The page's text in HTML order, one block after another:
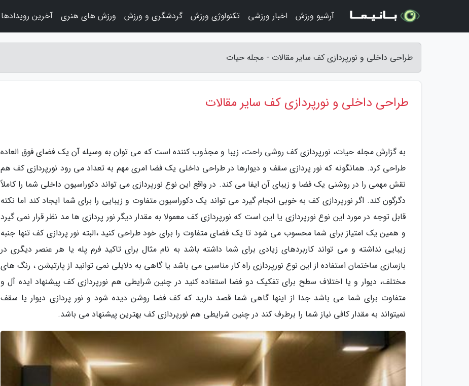
طراحی داخلی و نورپردازی کف سایر مقالات - مجله حیات
طراحی داخلی و نورپردازی کف سایر مقالات
به گزارش مجله حیات، نورپردازی کف روشی راحت، زیبا و مجذوب کننده است که می توان به وسیله آن یک فضای فوق العاده
طراحی کرد. همانگونه که نور پردازی سقف و دیوارها در طراحی داخلی یک فضا امری مهم به تعداد می رود نورپردازی کف هم
نقش مهمی را در روشنی یک فضا و زیبای آن ایفا می کند. در واقع این نوع نورپردازی می تواند دکوراسیون داخلی شما را کاملاً
دگرگون کند. اگر نورپردازی کف به خوبی انجام گیرد می تواند یک دکوراسیون متفاوت و زیبایی را برای شما ایجاد کند اما نکته
قابل توجه در مورد این نوع نورپردازی یا این است که نورپردازی کف معمولا به مقدار دیگر نور پردازی ها مد نظر قرار نمی گیرد
و همین یک امتیاز برای شما محسوب می شود تا یک فضای متفاوت را برای خود طراحی کنید ،البته نور پردازی کف تنها جنبه
زیبایی نداشته و می تواند کاربردهای زیادی برای شما داشته باشد به نام مثال برای تاکید فرم پله یا هر عنصر دیگری در
بازسازی ساختمان استفاده از این نوع نورپردازی راه کار مناسبی می باشد یا گاهی به دلایلی نمی توانید از پارتیشن ، رنگ های
مختلف، دیوار و یا اختلاف سطح برای تفکیک دو فضا استفاده کنید در چنین شرایطی هم نورپردازی کف پیشنهاد ایده آل و
متفاوت برای شما می باشد جدا از اینها گاهی شما قصد دارید که کف فضا روشن دیده شود و نور پردازی دیوار یا سقف
نمیتواند به مقدار کافی نیاز شما را برطرف کند در چنین شرایطی هم نورپردازی کف بهترین پیشنهاد می باشد.
آرشیو ورزش اخبار ورزشی تکنولوژی ورزش گردشگری و ورزش ورزش های هنری آخرین رویدادها